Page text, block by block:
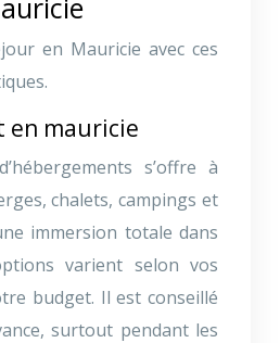
en Mauricie avec ces
en mauricie
s’offre à
chalets, campings et
immersion totale dans
varient selon vos
budget. Il est conseillé
surtout pendant les